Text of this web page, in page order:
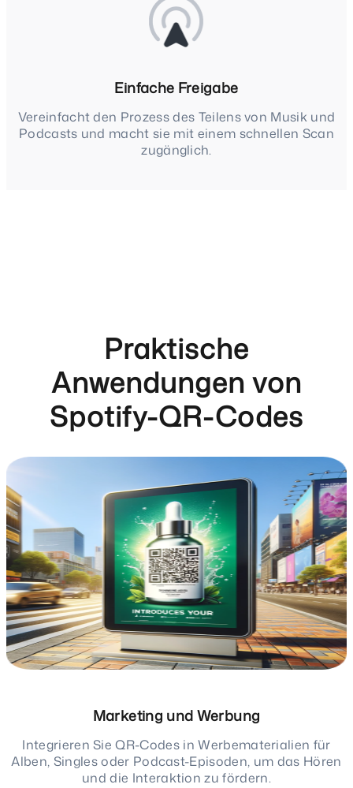
Einfache Freigabe
Vereinfacht den Prozess des Teilens von Musik und
Podcasts und macht sie mit einem schnellen Scan
zugänglich.
Praktische
Anwendungen von
Spotify-QR-Codes
Marketing und Werbung
Integrieren Sie QR-Codes in Werbematerialien für
Alben, Singles oder Podcast-Episoden, um das Hören
und die Interaktion zu fördern.